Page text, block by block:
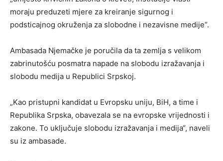
moraju preduzeti mjere za kreiranje sigurnog i
podsticajnog okruženja za slobodne i nezavisne medije“.
Ambasada Njemačke je poručila da ta zemlja s velikom
zabrinutošću posmatra napade na slobodu izražavanja i
slobodu medija u Republici Srpskoj.
„Kao pristupni kandidat u Evropsku uniju, BiH, a time i
Republika Srpska, obavezala se na evropske vrijednosti i
zakone. To uključuje slobodu izražavanja i medija“, naveli
su iz ambasade.